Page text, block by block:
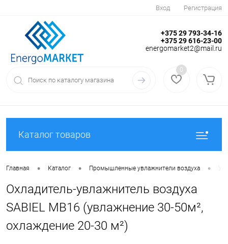
Вход Регистрация
+375 29 793-34-16
+375 29 616-23-00
energomarket2@mail.ru
0
Каталог товаров
Главная • Каталог • Промышленные увлажнители воздуха •
Охладитель-увлажнитель воздуха
SABIEL MB16 (увлажнение 30-50м²,
охлаждение 20-30 м²)